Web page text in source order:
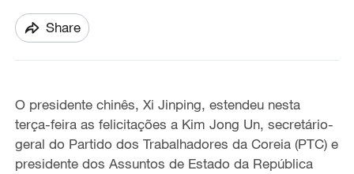
Share
O presidente chinês, Xi Jinping, estendeu nesta
terça-feira as felicitações a Kim Jong Un, secretário-
geral do Partido dos Trabalhadores da Coreia (PTC) e
presidente dos Assuntos de Estado da República